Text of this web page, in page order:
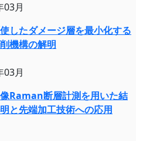
03月
したダメージ層を最小化する
機構の解明
03月
像Raman断層計測を用いた結
と先端加工技術への応用